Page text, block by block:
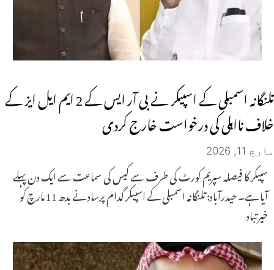
تلنگانہ اسمبلی کے اسپیکر نے بی آر ایس کے 2 ایم ایل ایز کے
خلاف نااہلی کی درخواست خارج کردی
مارچ 11, 2026
سپیکر کا فیصلہ سپریم کورٹ کی طرف سے کیس کی سماعت سے ایک دن پہلے
آیا ہے۔ حیدرآباد: تلنگانہ اسمبلی کے اسپیکر گدام پرساد نے بدھ 11 مارچ کو
خیرتباد